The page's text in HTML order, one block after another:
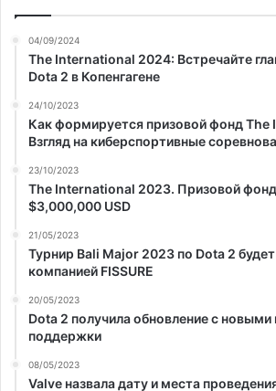
04/09/2024
The International 2024: Встречайте
Dota 2 в Копенгагене
24/10/2023
Как формируется призовой фонд The
Взгляд на киберспортивные
23/10/2023
The International 2023. Призовой
$3,000,000 USD
21/05/2023
Турнир Bali Major 2023 по Dota 2
компанией FISSURE
20/05/2023
Dota 2 получила обновление с
поддержки
08/05/2023
Valve назвала дату и места